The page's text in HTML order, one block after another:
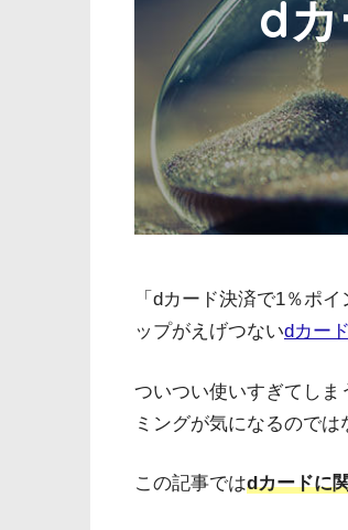
d
「dカード決済で1％ポ
ップがえげつないdカード
ついつい使いすぎてしま
ミングが気になるのでは
この記事ではdカードに